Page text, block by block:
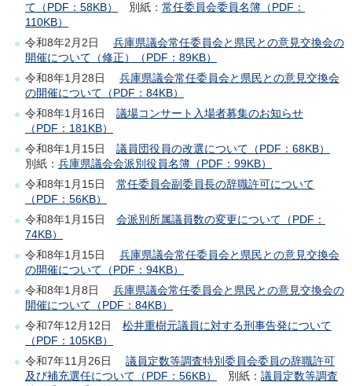
て（PDF：58KB）
別紙： 常任委員会委員名簿（PDF：
110KB）
令和8年2月2日 兵庫県議会常任委員会と県民との意見交換会の
開催について（修正）（PDF：89KB）
令和8年1月28日 兵庫県議会常任委員会と県民との意見交換会
の開催について（PDF：84KB）
令和8年1月16日 議場コンサート入場者募集のお知らせ
（PDF：181KB）
令和8年1月15日 議員団役員の改選について（PDF：68KB）
別紙： 兵庫県議会会派別役員名簿（PDF：99KB）
令和8年1月15日 常任委員会副委員長の辞職許可について
（PDF：56KB）
令和8年1月15日 会派別所属議員数の変更について（PDF：
74KB）
令和8年1月15日 兵庫県議会常任委員会と県民との意見交換会
の開催について（PDF：94KB）
令和8年1月8日 兵庫県議会常任委員会と県民との意見交換会の
開催について（PDF：84KB）
令和7年12月12日 松井重樹元議員に対する刑事告発について
（PDF：105KB）
令和7年11月26日 議員定数等調査特別委員会委員の辞職許可
及び補充選任について（PDF：56KB）
別紙： 議員定数等調査